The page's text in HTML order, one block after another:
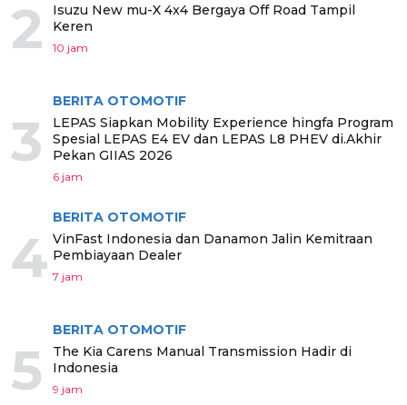
2
Isuzu New mu-X 4x4 Bergaya Off Road Tampil
Keren
10 jam
3
BERITA OTOMOTIF
LEPAS Siapkan Mobility Experience hingfa Program
Spesial LEPAS E4 EV dan LEPAS L8 PHEV di.Akhir
Pekan GIIAS 2026
6 jam
4
BERITA OTOMOTIF
VinFast Indonesia dan Danamon Jalin Kemitraan
Pembiayaan Dealer
7 jam
5
BERITA OTOMOTIF
The Kia Carens Manual Transmission Hadir di
Indonesia
9 jam